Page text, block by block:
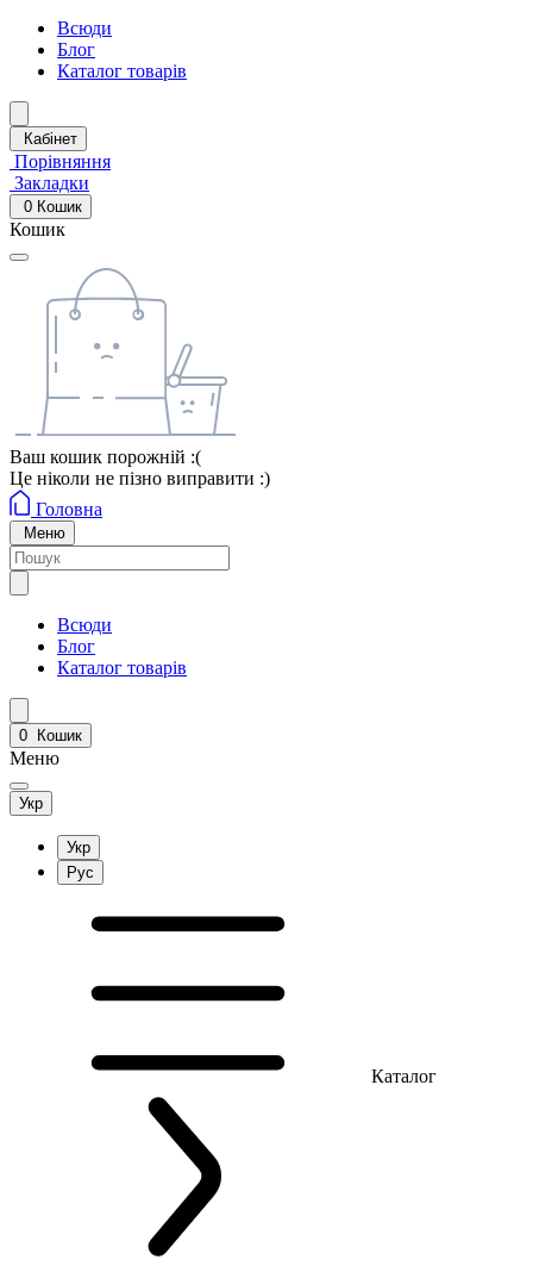
Всюди
Блог
Каталог товарів
Кабінет
Порівняння
Закладки
0 Кошик
Кошик
Ваш кошик порожній :(
Це ніколи не пізно виправити :)
Головна
Меню
Всюди
Блог
Каталог товарів
0 Кошик
Меню
Укр
Укр
Рус
Каталог